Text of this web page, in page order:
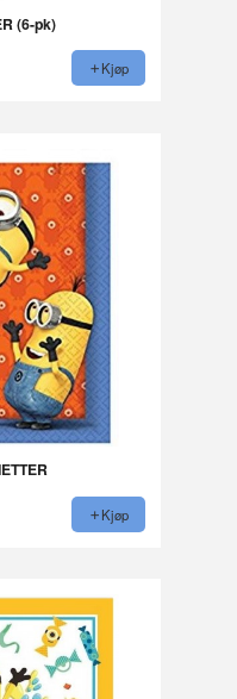
(6-pk)
Kjøp
Kjøp